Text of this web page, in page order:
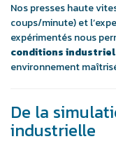
Nos presses haute
coups/minute) et
expérimentés nous
conditions
environnement
De la
industrielle